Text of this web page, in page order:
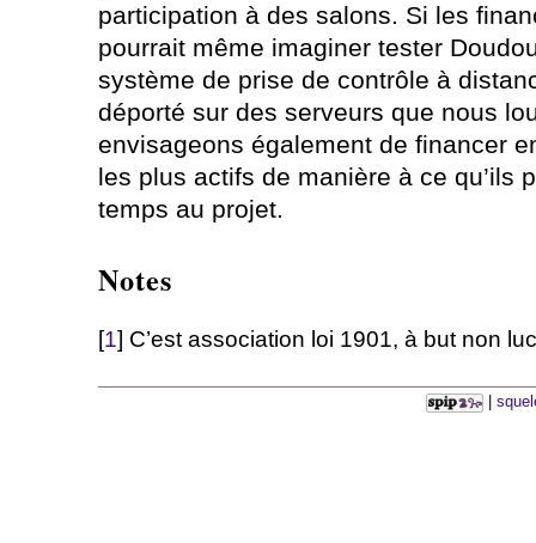
participation à des salons. Si les
pourrait même imaginer tester
système de prise de contrôle à
déporté sur des serveurs que nous
envisageons également de financer
les plus actifs de manière à ce qu’ils
temps au projet.
Notes
[1] C’est association loi 1901, à but non